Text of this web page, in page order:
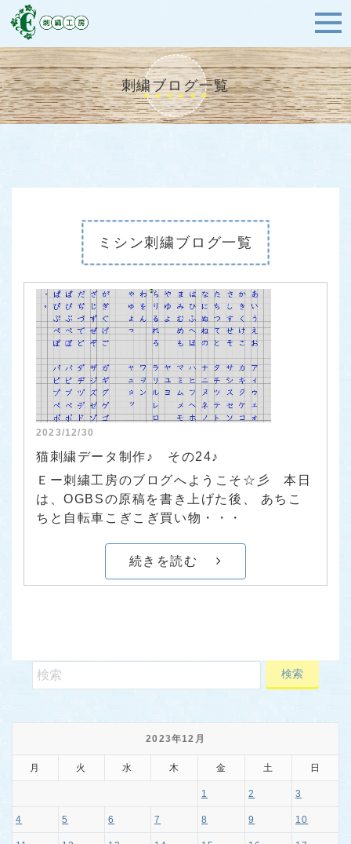
刺繍ブログ一覧
ミシン刺繍ブログ一覧
2023/12/30
猫刺繍データ制作♪ その24♪
Ｅー刺繍工房のブログへようこそ☆彡 本日
は、OGBSの原稿を書き上げた後、 あちこ
ちと自転車こぎこぎ買い物・・・
続きを読む
2023年12月
月 火 水 木 金 土 日
1 2 3
4 5 6 7 8 9 10